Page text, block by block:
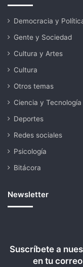
Democracia y
Gente y Sociedad
Cultura y Artes
Cultura
Otros temas
Ciencia y Tecnología
Deportes
Redes sociales
Psicología
Bitácora
Newsletter
Suscríbete a
en tu